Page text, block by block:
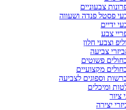
צבעוניים
פסטל פנדה ושעווה
ידיים
צבע
וצבעי חלון
צביעה
פשוטים
מקצועיים
וספוגים לצביעה
ומיכלים
ציור
יצירה